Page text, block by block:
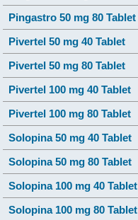
Pingastro 50 mg 80 Tablet
Pivertel 50 mg 40 Tablet
Pivertel 50 mg 80 Tablet
Pivertel 100 mg 40 Tablet
Pivertel 100 mg 80 Tablet
Solopina 50 mg 40 Tablet
Solopina 50 mg 80 Tablet
Solopina 100 mg 40 Tablet
Solopina 100 mg 80 Tablet